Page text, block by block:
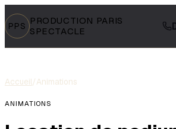
PPS PRODUCTION PARIS
SPECTACLE
Accueil/Animations
ANIMATIONS